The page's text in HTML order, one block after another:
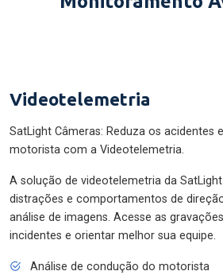
Videotelemetria
SatLight Câmeras: Reduza os acidentes
motorista com a Videotelemetria.
A solução de videotelemetria da
distrações e comportamentos de
análise de imagens. Acesse as
incidentes e orientar melhor sua equipe.
Análise de condução do motorista